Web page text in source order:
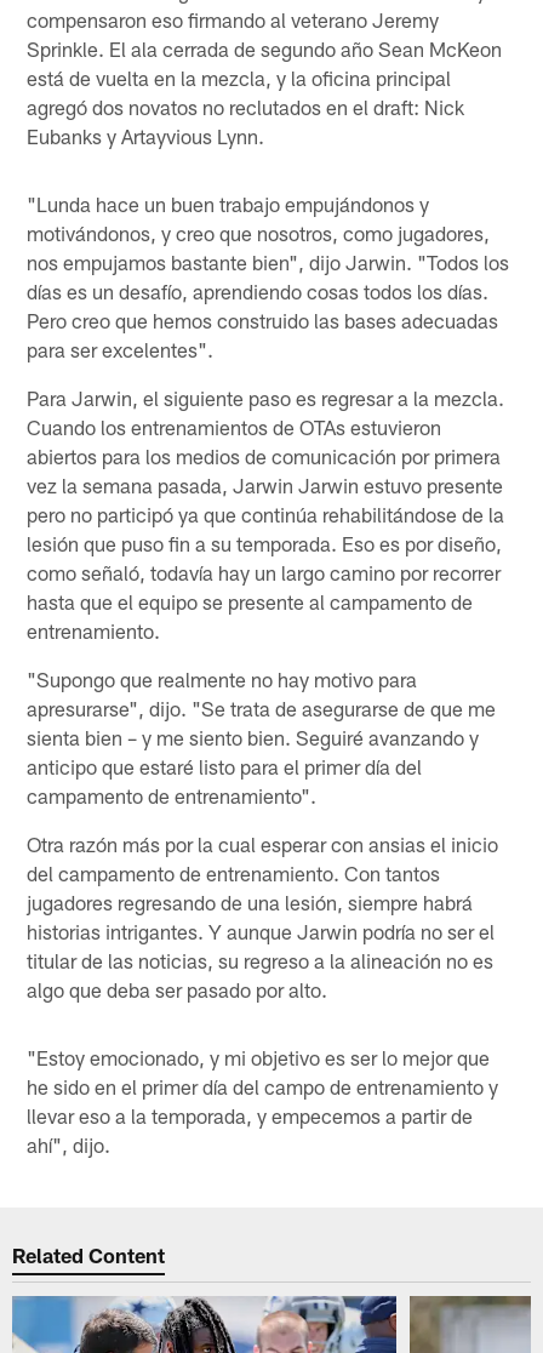
compensaron eso firmando al veterano Jeremy
Sprinkle. El ala cerrada de segundo año Sean McKeon
está de vuelta en la mezcla, y la oficina principal
agregó dos novatos no reclutados en el draft: Nick
Eubanks y Artayvious Lynn.
"Lunda hace un buen trabajo empujándonos y
motivándonos, y creo que nosotros, como jugadores,
nos empujamos bastante bien", dijo Jarwin. "Todos los
días es un desafío, aprendiendo cosas todos los días.
Pero creo que hemos construido las bases adecuadas
para ser excelentes".
Para Jarwin, el siguiente paso es regresar a la mezcla.
Cuando los entrenamientos de OTAs estuvieron
abiertos para los medios de comunicación por primera
vez la semana pasada, Jarwin Jarwin estuvo presente
pero no participó ya que continúa rehabilitándose de la
lesión que puso fin a su temporada. Eso es por diseño,
como señaló, todavía hay un largo camino por recorrer
hasta que el equipo se presente al campamento de
entrenamiento.
"Supongo que realmente no hay motivo para
apresurarse", dijo. "Se trata de asegurarse de que me
sienta bien – y me siento bien. Seguiré avanzando y
anticipo que estaré listo para el primer día del
campamento de entrenamiento".
Otra razón más por la cual esperar con ansias el inicio
del campamento de entrenamiento. Con tantos
jugadores regresando de una lesión, siempre habrá
historias intrigantes. Y aunque Jarwin podría no ser el
titular de las noticias, su regreso a la alineación no es
algo que deba ser pasado por alto.
"Estoy emocionado, y mi objetivo es ser lo mejor que
he sido en el primer día del campo de entrenamiento y
llevar eso a la temporada, y empecemos a partir de
ahí", dijo.
Related Content